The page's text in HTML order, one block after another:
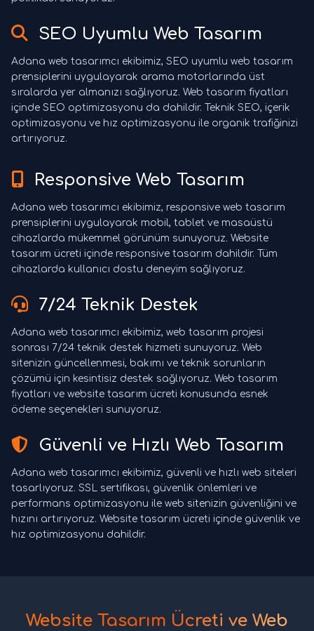
SEO Uyumlu Web Tasarım
Adana web tasarımcı ekibimiz, SEO uyumlu web tasarım
prensiplerini uygulayarak arama motorlarında üst
sıralarda yer almanızı sağlıyoruz. Web tasarım fiyatları
içinde SEO optimizasyonu da dahildir. Teknik SEO, içerik
optimizasyonu ve hız optimizasyonu ile organik trafiğinizi
artırıyoruz.
Responsive Web Tasarım
Adana web tasarımcı ekibimiz, responsive web tasarım
prensiplerini uygulayarak mobil, tablet ve masaüstü
cihazlarda mükemmel görünüm sunuyoruz. Website
tasarım ücreti içinde responsive tasarım dahildir. Tüm
cihazlarda kullanıcı dostu deneyim sağlıyoruz.
7/24 Teknik Destek
Adana web tasarımcı ekibimiz, web tasarım projesi
sonrası 7/24 teknik destek hizmeti sunuyoruz. Web
sitenizin güncellenmesi, bakımı ve teknik sorunların
çözümü için kesintisiz destek sağlıyoruz. Web tasarım
fiyatları ve website tasarım ücreti konusunda esnek
ödeme seçenekleri sunuyoruz.
Güvenli ve Hızlı Web Tasarım
Adana web tasarımcı ekibimiz, güvenli ve hızlı web siteleri
tasarlıyoruz. SSL sertifikası, güvenlik önlemleri ve
performans optimizasyonu ile web sitenizin güvenliğini ve
hızını artırıyoruz. Website tasarım ücreti içinde güvenlik ve
hız optimizasyonu dahildir.
Website Tasarım Ücreti ve Web